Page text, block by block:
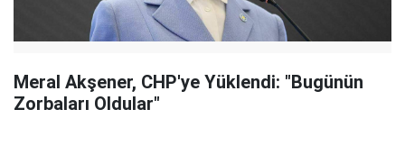
Meral Akşener, CHP'ye Yüklendi: "Bugünün
Zorbaları Oldular"